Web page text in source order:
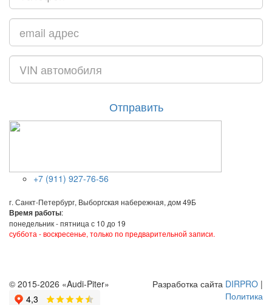
Отправить
+7 (911) 927-76-56
г. Санкт-Петербург, Выборгская набережная, дом 49Б
Время работы:
понедельник - пятница с 10 до 19
суббота - воскресенье, только по предварительной записи.
© 2015-2026 «Audi-Piter» Разработка сайта DIRPRO |
Политика